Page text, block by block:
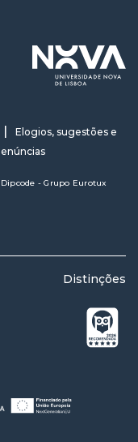
Elogios, sugestões e
Dipcode - Grupo Eurotux
Distinções